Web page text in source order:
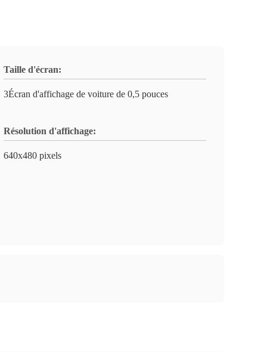
Taille d'écran:
3Écran d'affichage de voiture de 0,5 pouces
Résolution d'affichage:
640x480 pixels